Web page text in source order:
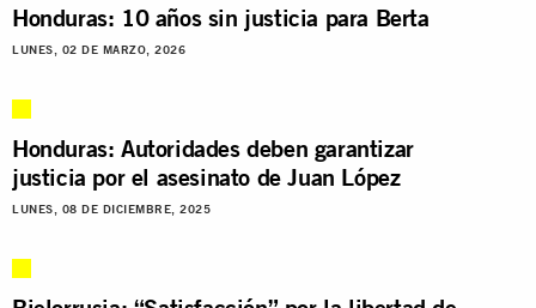
Honduras: 10 años sin justicia para Berta
LUNES, 02 DE MARZO, 2026
Honduras: Autoridades deben garantizar
justicia por el asesinato de Juan López
LUNES, 08 DE DICIEMBRE, 2025